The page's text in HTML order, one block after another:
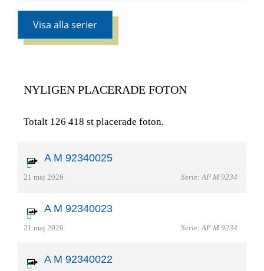
Visa alla serier
NYLIGEN PLACERADE FOTON
Totalt 126 418 st placerade foton.
A M 92340025
21 maj 2026 Serie: AP M 9234
A M 92340023
21 maj 2026 Serie: AP M 9234
A M 92340022